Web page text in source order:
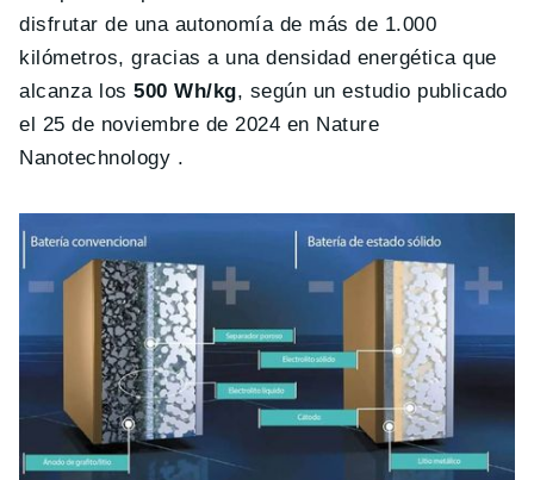
disfrutar de una autonomía de más de 1.000
kilómetros, gracias a una densidad energética que
alcanza los500 Wh/kg, según un estudio publicado
el 25 de noviembre de 2024 en Nature
Nanotechnology .